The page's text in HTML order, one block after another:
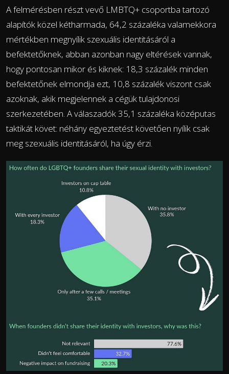
A felmérésben részt vevő LMBTQ+ csoportba tartozó
alapítók közel kétharmada, 64,2 százaléka valamekkora
mértékben megnyílik szexuális identitásáról a
befektetőknek, abban azonban nagy eltérések vannak,
hogy pontosan mikor és kiknek: 18,3 százalék minden
befektetőnek elmondja ezt, 10,8 százalék viszont csak
azoknak, akik megjelennek a cégük tulajdonosi
szerkezetében. A válaszadók 35,1 százaléka középutas
taktikát követ: néhány egyeztetést követően nyílik csak
meg szexuális identitásáról, ha úgy érzi.